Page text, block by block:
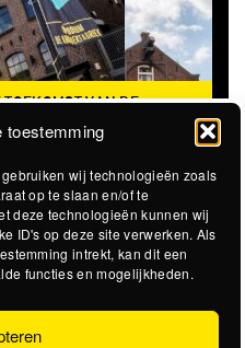
toestemming
wij technologieën zoals
op te slaan en/of te
deze technologieën kunnen wij
ID's op deze site verwerken. Als
intrekt, kan dit een
functies en mogelijkheden.
VAN DE